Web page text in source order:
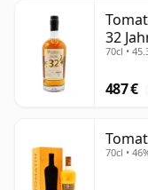
32
70cl •
487 €
70cl •